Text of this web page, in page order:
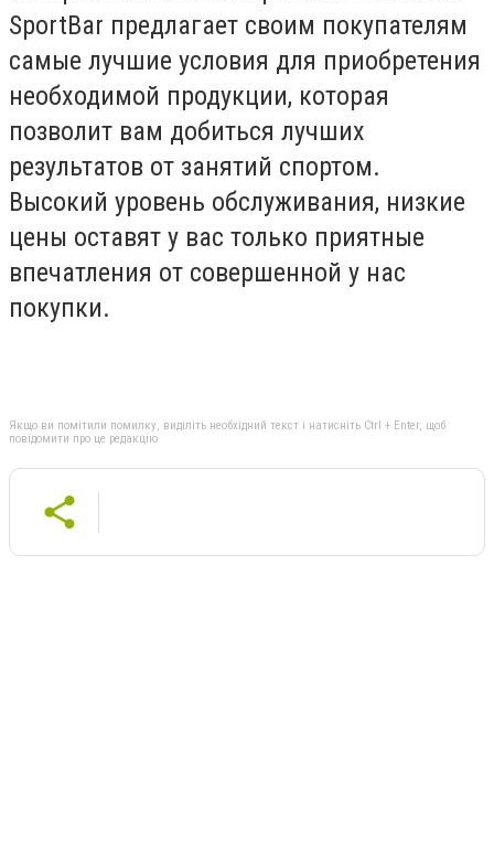
SportBar предлагает своим покупателям
самые лучшие условия для приобретения
необходимой продукции, которая
позволит вам добиться лучших
результатов от занятий спортом.
Высокий уровень обслуживания, низкие
цены оставят у вас только приятные
впечатления от совершенной у нас
покупки.
Якщо ви помітили помилку, виділіть необхідний текст і натисніть Ctrl + Enter, щоб
повідомити про це редакцію